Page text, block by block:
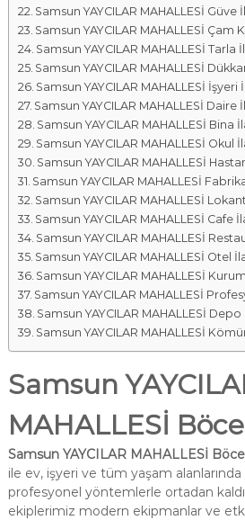
Samsun YAYCILAR MAHALLESİ Güve
Samsun YAYCILAR MAHALLESİ
Samsun YAYCILAR MAHALLESİ Tarla
Samsun YAYCILAR MAHALLESİ
Samsun YAYCILAR MAHALLESİ İşyeri
Samsun YAYCILAR MAHALLESİ Daire
Samsun YAYCILAR MAHALLESİ Bina
Samsun YAYCILAR MAHALLESİ Okul
Samsun YAYCILAR MAHALLESİ
Samsun YAYCILAR MAHALLESİ
Samsun YAYCILAR MAHALLESİ
Samsun YAYCILAR MAHALLESİ Cafe
Samsun YAYCILAR MAHALLESİ
Samsun YAYCILAR MAHALLESİ Otel
Samsun YAYCILAR MAHALLESİ
Samsun YAYCILAR MAHALLESİ
Samsun YAYCILAR MAHALLESİ
Samsun YAYCILAR MAHALLESİ
Samsun
MAHALLESİ
Samsun YAYCILAR MAHALLESİ
ile ev, işyeri ve tüm yaşam
profesyonel yöntemlerle ortadan
ekiplerimiz modern ekipmanlar ve